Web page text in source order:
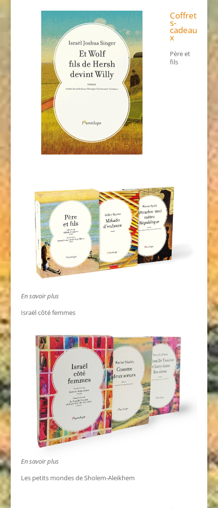
Coffret
s-
cadeau
x
Père et
fils
En savoir plus
Israël côté femmes
En savoir plus
Les petits mondes de Sholem-Aleikhem